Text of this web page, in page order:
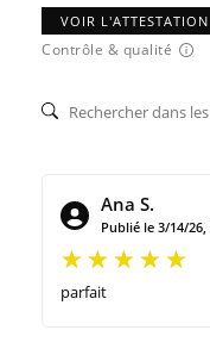
VOIR L'ATTESTATION
Contrôle & qualité
Ana S.
Publié le 3/14/26,
parfait